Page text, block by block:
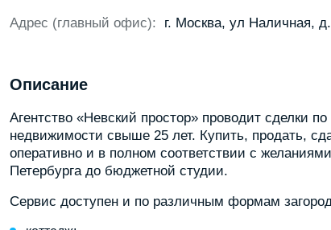
Адрес (главный офис): г. Москва, ул Наличная,
Описание
Агентство «Невский простор» проводит сделки по
недвижимости свыше 25 лет. Купить, продать,
оперативно и в полном соответствии с
Петербурга до бюджетной студии.
Сервис доступен и по различным формам